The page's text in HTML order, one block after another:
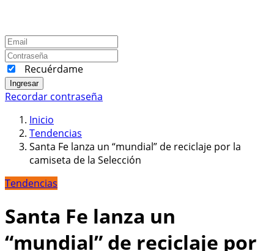
Recuérdame
Ingresar
Recordar contraseña
Inicio
Tendencias
Santa Fe lanza un “mundial” de reciclaje por la
camiseta de la Selección
Tendencias
Santa Fe lanza un
“mundial” de reciclaje por